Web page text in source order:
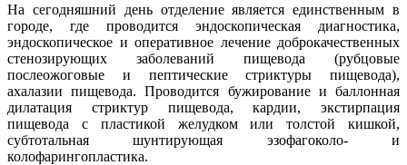
На сегодняшний день отделение является единственным в
городе, где проводится эндоскопическая диагностика,
эндоскопическое и оперативное лечение доброкачественных
стенозирующих заболеваний пищевода (рубцовые
послеожоговые и пептические стриктуры пищевода),
ахалазии пищевода. Проводится бужирование и баллонная
дилатация стриктур пищевода, кардии, экстирпация
пищевода с пластикой желудком или толстой кишкой,
субтотальная шунтирующая эзофагоколо- и
колофарингопластика.